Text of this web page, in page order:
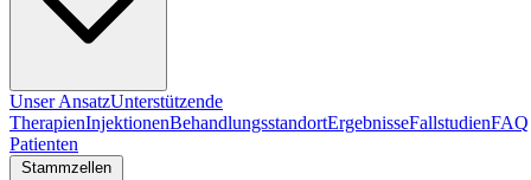
Unser AnsatzUnterstützende
TherapienInjektionenBehandlungsstandortErgebnisseFallstudienFAQ
Patienten